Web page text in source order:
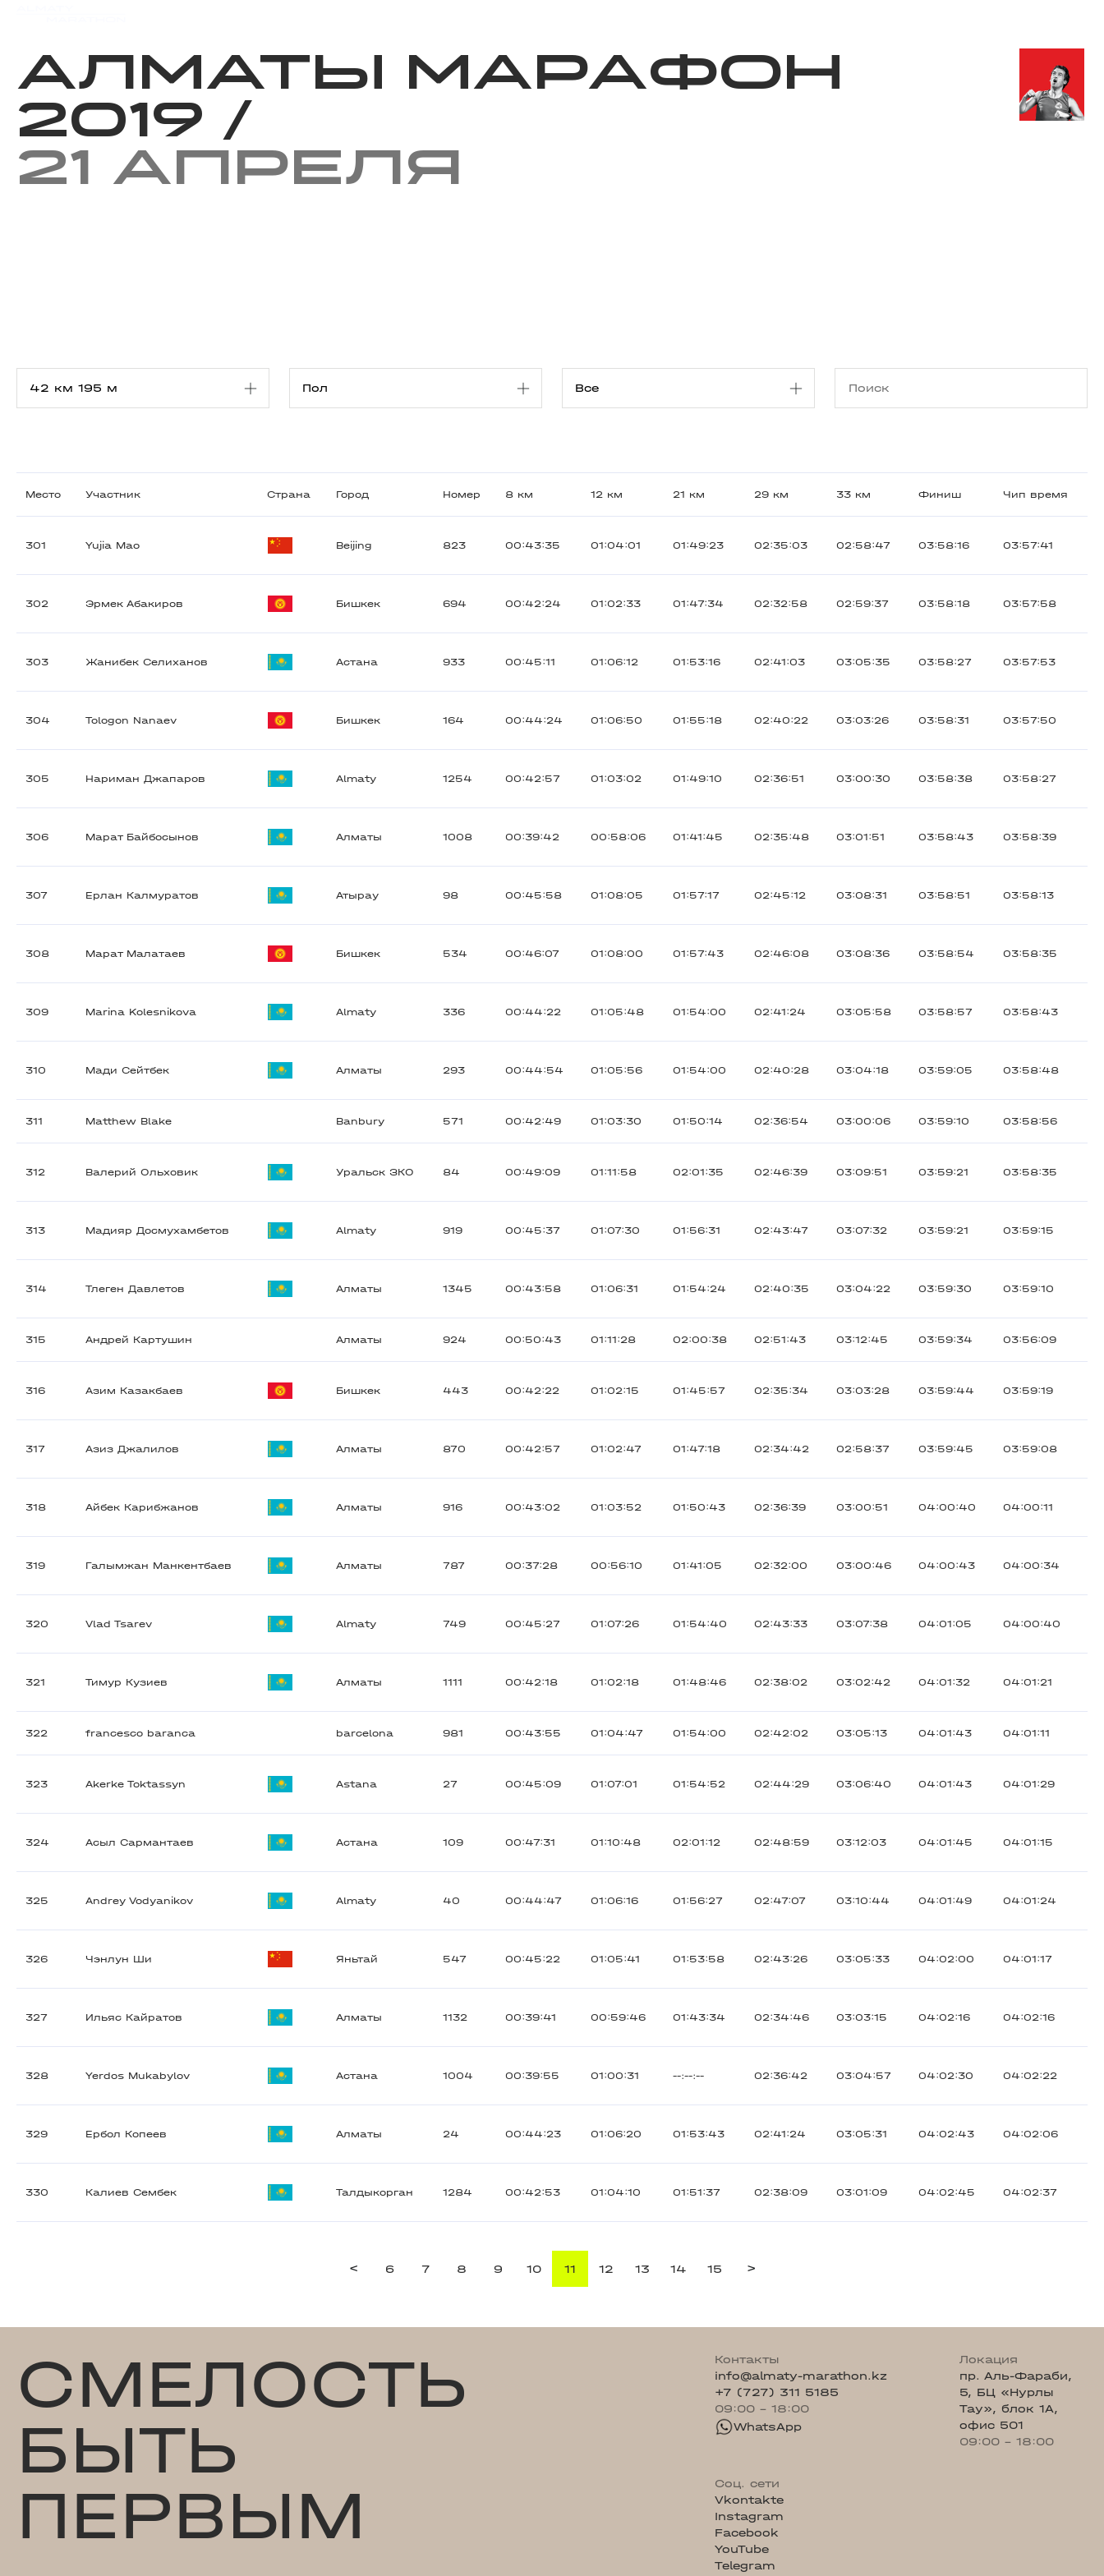
Алматы марафон
2019 /
21 апреля
Место Участник Страна Город Номер 8 км 12 км 21 км 29 км 33 км Финиш Чип время
301 Yujia Mao Beijing 823 00:43:35 01:04:01 01:49:23 02:35:03 02:58:47 03:58:16 03:57:41
302 Эрмек Абакиров Бишкек 694 00:42:24 01:02:33 01:47:34 02:32:58 02:59:37 03:58:18 03:57:58
303 Жанибек Селиханов Астана 933 00:45:11 01:06:12 01:53:16 02:41:03 03:05:35 03:58:27 03:57:53
304 Tologon Nanaev Бишкек 164 00:44:24 01:06:50 01:55:18 02:40:22 03:03:26 03:58:31 03:57:50
305 Нариман Джапаров Almaty 1254 00:42:57 01:03:02 01:49:10 02:36:51 03:00:30 03:58:38 03:58:27
306 Марат Байбосынов Алматы 1008 00:39:42 00:58:06 01:41:45 02:35:48 03:01:51 03:58:43 03:58:39
307 Ерлан Калмуратов Атырау 98 00:45:58 01:08:05 01:57:17 02:45:12 03:08:31 03:58:51 03:58:13
308 Марат Малатаев Бишкек 534 00:46:07 01:08:00 01:57:43 02:46:08 03:08:36 03:58:54 03:58:35
309 Marina Kolesnikova Almaty 336 00:44:22 01:05:48 01:54:00 02:41:24 03:05:58 03:58:57 03:58:43
310 Мади Сейтбек Алматы 293 00:44:54 01:05:56 01:54:00 02:40:28 03:04:18 03:59:05 03:58:48
311 Matthew Blake Banbury 571 00:42:49 01:03:30 01:50:14 02:36:54 03:00:06 03:59:10 03:58:56
312 Валерий Ольховик Уральск ЗКО 84 00:49:09 01:11:58 02:01:35 02:46:39 03:09:51 03:59:21 03:58:35
313 Мадияр Досмухамбетов Almaty 919 00:45:37 01:07:30 01:56:31 02:43:47 03:07:32 03:59:21 03:59:15
314 Тлеген Давлетов Алматы 1345 00:43:58 01:06:31 01:54:24 02:40:35 03:04:22 03:59:30 03:59:10
315 Андрей Картушин Алматы 924 00:50:43 01:11:28 02:00:38 02:51:43 03:12:45 03:59:34 03:56:09
316 Азим Казакбаев Бишкек 443 00:42:22 01:02:15 01:45:57 02:35:34 03:03:28 03:59:44 03:59:19
317 Азиз Джалилов Алматы 870 00:42:57 01:02:47 01:47:18 02:34:42 02:58:37 03:59:45 03:59:08
318 Айбек Карибжанов Алматы 916 00:43:02 01:03:52 01:50:43 02:36:39 03:00:51 04:00:40 04:00:11
319 Галымжан Манкентбаев Алматы 787 00:37:28 00:56:10 01:41:05 02:32:00 03:00:46 04:00:43 04:00:34
320 Vlad Tsarev Almaty 749 00:45:27 01:07:26 01:54:40 02:43:33 03:07:38 04:01:05 04:00:40
321 Тимур Кузиев Алматы 1111 00:42:18 01:02:18 01:48:46 02:38:02 03:02:42 04:01:32 04:01:21
322 francesco baranca barcelona 981 00:43:55 01:04:47 01:54:00 02:42:02 03:05:13 04:01:43 04:01:11
323 Akerke Toktassyn Astana 27 00:45:09 01:07:01 01:54:52 02:44:29 03:06:40 04:01:43 04:01:29
324 Асыл Сармантаев Астана 109 00:47:31 01:10:48 02:01:12 02:48:59 03:12:03 04:01:45 04:01:15
325 Andrey Vodyanikov Almaty 40 00:44:47 01:06:16 01:56:27 02:47:07 03:10:44 04:01:49 04:01:24
326 Чэнлун Ши Яньтай 547 00:45:22 01:05:41 01:53:58 02:43:26 03:05:33 04:02:00 04:01:17
327 Ильяс Кайратов Алматы 1132 00:39:41 00:59:46 01:43:34 02:34:46 03:03:15 04:02:16 04:02:16
328 Yerdos Mukabylov Астана 1004 00:39:55 01:00:31 --:--:-- 02:36:42 03:04:57 04:02:30 04:02:22
329 Ербол Копеев Алматы 24 00:44:23 01:06:20 01:53:43 02:41:24 03:05:31 04:02:43 04:02:06
330 Калиев Сембек Талдыкорган 1284 00:42:53 01:04:10 01:51:37 02:38:09 03:01:09 04:02:45 04:02:37
< 6 7 8 9 10 11 12 13 14 15 >
СМЕЛОСТЬ
БЫТЬ
ПЕРВЫМ
Контакты
info@almaty-marathon.kz
+7 (727) 311 5185
09:00 - 18:00
WhatsApp
Локация
пр. Аль-Фараби,
5, БЦ «Нурлы
Тау», блок 1А,
офис 501
09:00 - 18:00
Соц. сети
Vkontakte
Instagram
Facebook
YouTube
Telegram